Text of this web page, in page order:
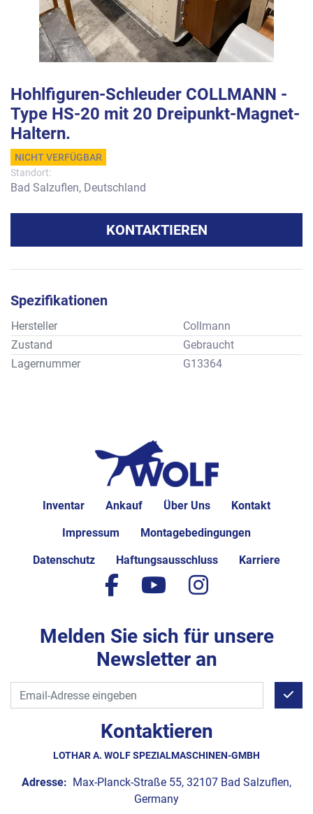
Hohlfiguren-Schleuder COLLMANN -
Type HS-20 mit 20 Dreipunkt-Magnet-
Haltern.
NICHT VERFÜGBAR
Standort:
Bad Salzuflen, Deutschland
KONTAKTIEREN
Spezifikationen
Hersteller
Collmann
Zustand
Gebraucht
Lagernummer
G13364
Inventar Ankauf Über Uns Kontakt
Impressum Montagebedingungen
Datenschutz Haftungsausschluss Karriere
Kontaktieren
LOTHAR A. WOLF SPEZIALMASCHINEN-GMBH
Adresse: Max-Planck-Straße 55, 32107 Bad Salzuflen,
Germany
facebook
youtubeinstagram
Melden Sie sich für unsere
Newsletter an